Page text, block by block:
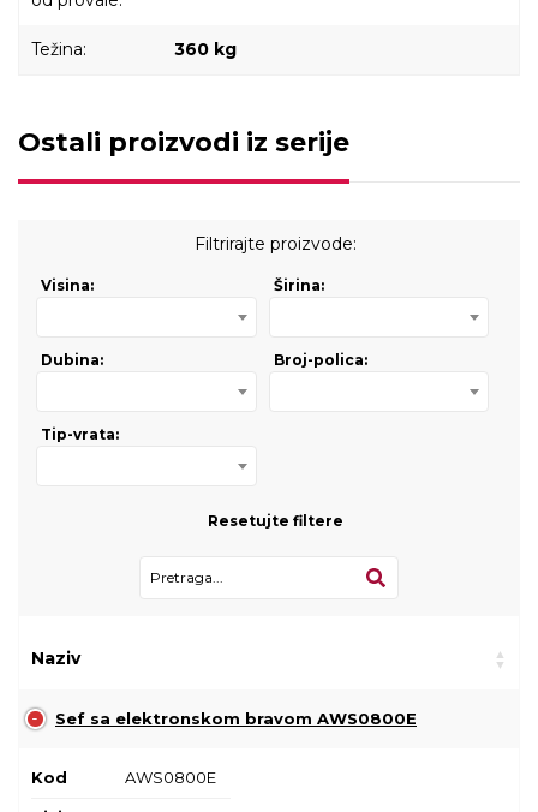
Težina: 360 kg
Ostali proizvodi iz serije
Filtrirajte proizvode:
Visina: Širina:
Dubina: Broj-polica:
Tip-vrata:
Resetujte filtere
Naziv
Sef sa elektronskom bravom AWS0800E
Kod AWS0800E